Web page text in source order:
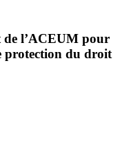
de l’ACEUM pour
protection du droit